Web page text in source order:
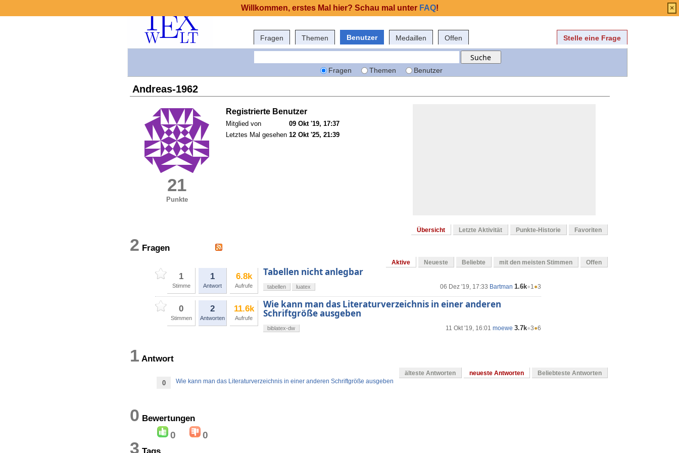
Fragen Themen Benutzer Medaillen Offen Stelle eine Frage
Fragen Themen Benutzer
Andreas-1962
21
Punkte
Registrierte Benutzer
Mitglied von
09 Okt '19, 17:37
Letztes Mal gesehen 12 Okt '25, 21:39
Übersicht Letzte Aktivität Punkte-Historie Favoriten
2 Fragen
Aktive Neueste Beliebte mit den meisten Stimmen Offen
1
Stimme
1
Antwort
6.8k
Aufrufe
Tabellen nicht anlegbar
06 Dez '19, 17:33 Bartman 1.6k●1●3
tabellen luatex
0
Stimmen
2
Antworten
11.6k
Aufrufe
Wie kann man das Literaturverzeichnis in einer anderen
Schriftgröße ausgeben
11 Okt '19, 16:01 moewe 3.7k●3●6
biblatex-dw
1 Antwort
älteste Antworten neueste Antworten Beliebteste Antworten
0 Wie kann man das Literaturverzeichnis in einer anderen Schriftgröße ausgeben
0 Bewertungen
0 0
3
Willkommen, erstes Mal hier? Schau mal unter FAQ! ×